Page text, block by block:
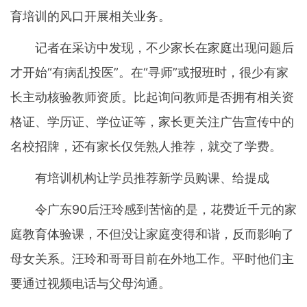
育培训的风口开展相关业务。
记者在采访中发现，不少家长在家庭出现问题后
才开始“有病乱投医”。在“寻师”或报班时，很少有家
长主动核验教师资质。比起询问教师是否拥有相关资
格证、学历证、学位证等，家长更关注广告宣传中的
名校招牌，还有家长仅凭熟人推荐，就交了学费。
有培训机构让学员推荐新学员购课、给提成
令广东90后汪玲感到苦恼的是，花费近千元的家
庭教育体验课，不但没让家庭变得和谐，反而影响了
母女关系。汪玲和哥哥目前在外地工作。平时他们主
要通过视频电话与父母沟通。